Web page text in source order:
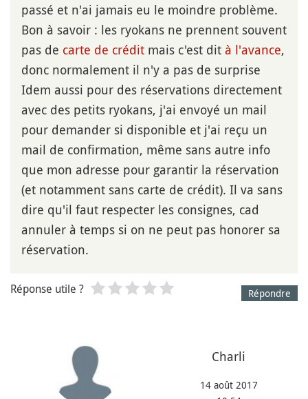
passé et n'ai jamais eu le moindre problème.
Bon à savoir : les ryokans ne prennent souvent
pas de carte de crédit mais c'est dit à l'avance,
donc normalement il n'y a pas de surprise
Idem aussi pour des réservations directement
avec des petits ryokans, j'ai envoyé un mail
pour demander si disponible et j'ai reçu un
mail de confirmation, même sans autre info
que mon adresse pour garantir la réservation
(et notamment sans carte de crédit). Il va sans
dire qu'il faut respecter les consignes, cad
annuler à temps si on ne peut pas honorer sa
réservation.
Répondre
Réponse utile ?
Charli
14 août 2017